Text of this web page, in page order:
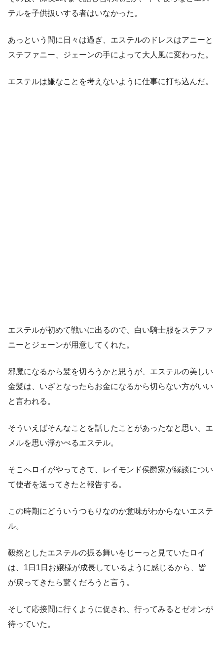
テルを子供扱いする者はいなかった。
あっという間に日々は過ぎ、エステルのドレスはアニーと
ステファニー、ジェーンの手によって大人風に変わった。
エステルは嫌なことを考えないように仕事に打ち込んだ。
エステルが初めて戦いに出るので、白い騎士服をステファ
ニーとジェーンが用意してくれた。
邪魔になるから髪を切ろうかと思うが、エステルの美しい
金髪は、いざとなったらお金になるから切らない方がいい
と言われる。
そういえばそんなことを話したことがあったなと思い、エ
メルを思い浮かべるエステル。
そこへロイがやってきて、レイモンド侯爵家が縁談につい
て使者を送ってきたと報告する。
この時期にどういうつもりなのか意味がわからないエステ
ル。
毅然としたエステルの振る舞いをじーっと見ていたロイ
は、1日1日お嬢様が成長しているように感じるから、皆
が戻ってきたら驚くだろうと言う。
そして応接間に行くように促され、行ってみるとゼオンが
待っていた。